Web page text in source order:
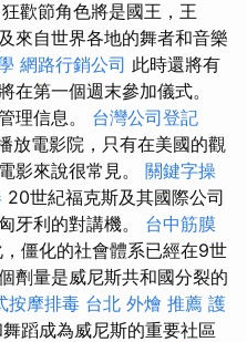
狂歡節角色將是國王，王
來自世界各地的舞者和音樂
網路行銷公司 此時還將有
在第一個週末參加儀式。
理信息。 台灣公司登記
放電影院，只有在美國的觀
影來說很常見。 關鍵字操
20世紀福克斯及其國際公司
牙利的對講機。 台中筋膜
僵化的社會體系已經在9世
劑量是威尼斯共和國分裂的
按摩排毒 台北 外燴 推薦 護
蹈成為威尼斯的重要社區